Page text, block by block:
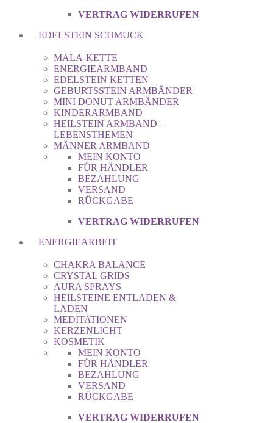
VERTRAG WIDERRUFEN
EDELSTEIN SCHMUCK
MALA-KETTE
ENERGIEARMBAND
EDELSTEIN KETTEN
GEBURTSSTEIN ARMBÄNDER
MINI DONUT ARMBÄNDER
KINDERARMBAND
HEILSTEIN ARMBAND –
LEBENSTHEMEN
MÄNNER ARMBAND
MEIN KONTO
FÜR HÄNDLER
BEZAHLUNG
VERSAND
RÜCKGABE
VERTRAG WIDERRUFEN
ENERGIEARBEIT
CHAKRA BALANCE
CRYSTAL GRIDS
AURA SPRAYS
HEILSTEINE ENTLADEN &
LADEN
MEDITATIONEN
KERZENLICHT
KOSMETIK
MEIN KONTO
FÜR HÄNDLER
BEZAHLUNG
VERSAND
RÜCKGABE
VERTRAG WIDERRUFEN